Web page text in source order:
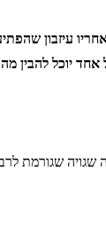
עיזבון
אחד יוכל
שגויה שגורמת